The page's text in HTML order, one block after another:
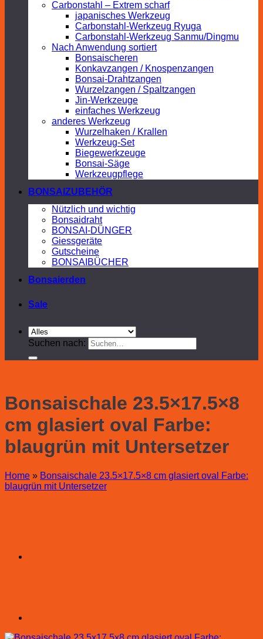
Carbonstahl – Extrem scharf
japanisches Werkzeug
Carbonstahl-Werkzeug Ryuga
Carbonstahl-Werkzeug Sanmu/Dingmu
Nach Anwendung sortiert
Bonsaischeren
Konkavzangen / Knospenzangen
Bonsai-Drahtzangen
Wurzelzangen / Spaltzangen
Jin-Werkzeuge
einfaches Werkzeug
anderes Werkzeug
Wurzelhaken / Krallen
Werkzeug-Set
Biegewerkzeuge
Bonsai-Säge
Werkzeugpflege
BONSAIZUBEHÖR
Nützlich und wichtig
Bonsaidraht
BONSAI-DÜNGER
Giessgeräte
Gutscheine
BONSAIBÜCHER
Bonsaierden
Sale
Suchen nach:
Bonsaischale 23.5×17.5×8
cm glasiert oval Farbe:
blaugrün mit Untersetzer
Home » Bonsaischale 23.5×17.5×8 cm glasiert oval Farbe:
blaugrün mit Untersetzer